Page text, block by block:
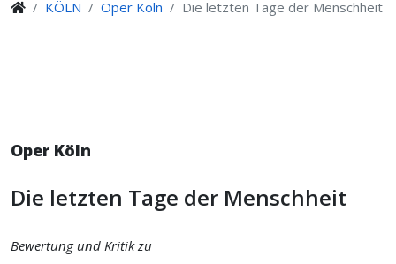
KÖLN Oper Köln Die letzten Tage der Menschheit
Oper Köln
Die letzten Tage der Menschheit
Bewertung und Kritik zu